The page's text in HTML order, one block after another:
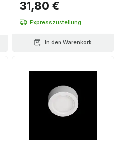
31,80 €
Expresszustellung
In den Warenkorb